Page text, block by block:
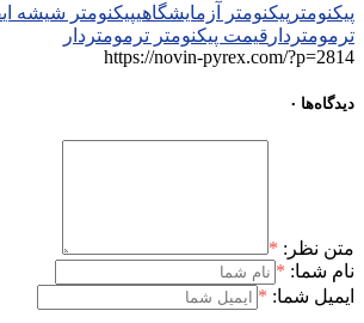
پیکنومتر پیکنومتر آزمایشگاهیپیکنومتر شیشه ای
ترمومتردار قیمت پیکنومتر ترمومتردار
https://novin-pyrex.com/?p=2814
دیدگاه‌ها ۰
متن نظر: *
نام شما: *
ایمیل شما: *